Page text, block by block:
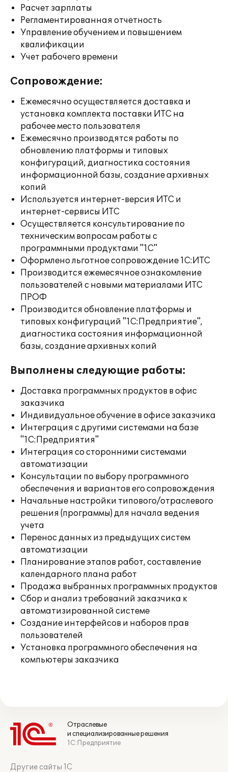
Расчет зарплаты
Регламентированная отчетность
Управление обучением и повышением
квалификации
Учет рабочего времени
Сопровождение:
Ежемесячно осуществляется доставка и
установка комплекта поставки ИТС на
рабочее место пользователя
Ежемесячно производятся работы по
обновлению платформы и типовых
конфигураций, диагностика состояния
информационной базы, создание архивных
копий
Используется интернет-версия ИТС и
интернет-сервисы ИТС
Осуществляется консультирование по
техническим вопросам работы с
программными продуктами "1С"
Оформлено льготное сопровождение 1С:ИТС
Производится ежемесячное ознакомление
пользователей с новыми материалами ИТС
ПРОФ
Производится обновление платформы и
типовых конфигураций "1С:Предприятие",
диагностика состояния информационной
базы, создание архивных копий
Выполнены следующие работы:
Доставка программных продуктов в офис
заказчика
Индивидуальное обучение в офисе заказчика
Интеграция с другими системами на базе
"1С:Предприятия"
Интеграция со сторонними системами
автоматизации
Консультации по выбору программного
обеспечения и вариантов его сопровождения
Начальные настройки типового/отраслевого
решения (программы) для начала ведения
учета
Перенос данных из предыдущих систем
автоматизации
Планирование этапов работ, составление
календарного плана работ
Продажа выбранных программных продуктов
Сбор и анализ требований заказчика к
автоматизированной системе
Создание интерфейсов и наборов прав
пользователей
Установка программного обеспечения на
компьютеры заказчика
Отраслевые
и специализированные решения
1С:Предприятие
Другие сайты 1С